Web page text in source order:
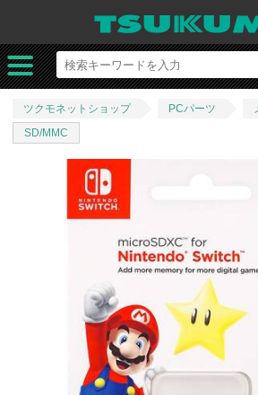
ツクモネットショップ PCパーツ
SD/MMC